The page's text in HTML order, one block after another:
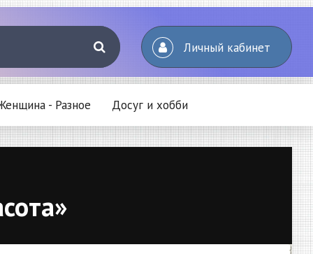
Личный кабинет
- Разное Досуг и хобби